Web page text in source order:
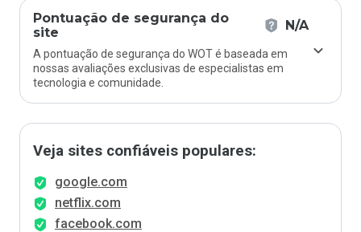
Pontuação de segurança do
site
N/A
A pontuação de segurança do WOT é baseada em
nossas avaliações exclusivas de especialistas em
tecnologia e comunidade.
Veja sites confiáveis populares:
google.com
netflix.com
facebook.com